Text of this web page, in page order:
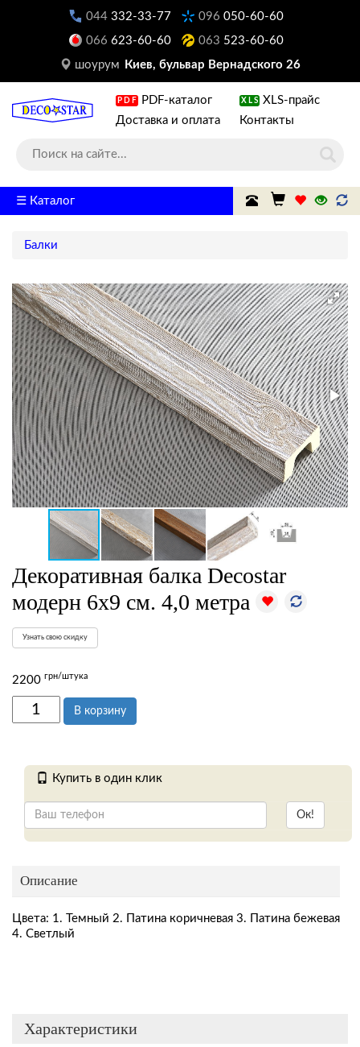
044 332-33-77 096 050-60-60
066 623-60-60 063 523-60-60
шоурум
Киев, бульвар Вернадского 26
PDF PDF-каталог XLS XLS-прайс
Доставка и оплата
Контакты
☰ Каталог
Балки
Декоративная балка Decostar
модерн 6х9 см. 4,0 метра
Узнать свою скидку
2200 грн/штука
В корзину
Купить в один клик
Ок!
Описание
Цвета: 1. Темный 2. Патина коричневая 3. Патина бежевая
4. Светлый
Характеристики